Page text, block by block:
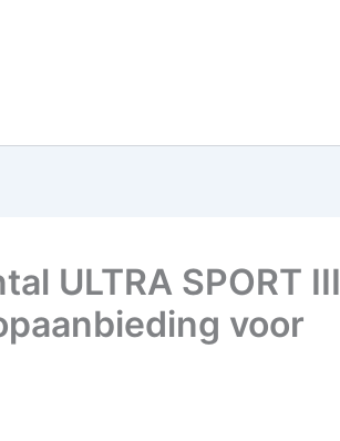
ULTRA SPORT III
voor